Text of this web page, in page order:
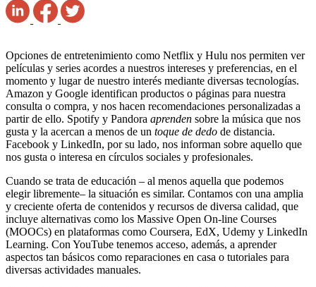
Opciones de entretenimiento como Netflix y Hulu nos permiten ver
películas y series acordes a nuestros intereses y preferencias, en el
momento y lugar de nuestro interés mediante diversas tecnologías.
Amazon y Google identifican productos o páginas para nuestra
consulta o compra, y nos hacen recomendaciones personalizadas a
partir de ello. Spotify y Pandora aprenden sobre la música que nos
gusta y la acercan a menos de un toque de dedo de distancia.
Facebook y LinkedIn, por su lado, nos informan sobre aquello que
nos gusta o interesa en círculos sociales y profesionales.
Cuando se trata de educación – al menos aquella que podemos
elegir libremente– la situación es similar. Contamos con una amplia
y creciente oferta de contenidos y recursos de diversa calidad, que
incluye alternativas como los Massive Open On-line Courses
(MOOCs) en plataformas como Coursera, EdX, Udemy y LinkedIn
Learning. Con YouTube tenemos acceso, además, a aprender
aspectos tan básicos como reparaciones en casa o tutoriales para
diversas actividades manuales.